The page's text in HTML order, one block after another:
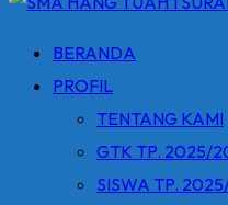
BERANDA
PROFIL
TENTANG KAMI
GTK TP. 2025/
SISWA TP.